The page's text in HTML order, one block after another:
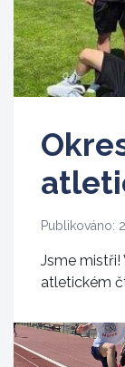
Publikováno:
Jsme mistři!
atletickém